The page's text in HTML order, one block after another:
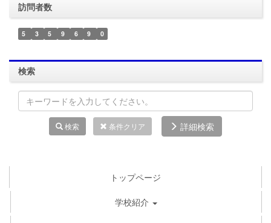
訪問者数
5 3 5 9 6 9 0
検索
検索 条件クリア 詳細検索
トップページ
学校紹介